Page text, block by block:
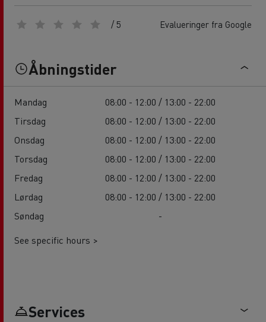
/ 5 Evalueringer fra Google
Åbningstider
Mandag
08:00 - 12:00 / 13:00 - 22:00
Tirsdag
08:00 - 12:00 / 13:00 - 22:00
Onsdag
08:00 - 12:00 / 13:00 - 22:00
Torsdag
08:00 - 12:00 / 13:00 - 22:00
Fredag
08:00 - 12:00 / 13:00 - 22:00
Lørdag
08:00 - 12:00 / 13:00 - 22:00
Søndag
-
See specific hours >
Services